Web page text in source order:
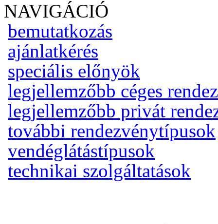
NAVIGÁCIÓ
bemutatkozás
ajánlatkérés
speciális előnyök
legjellemzőbb céges
legjellemzőbb privát
további rendezvénytípusok
vendéglátástípusok
technikai szolgáltatások